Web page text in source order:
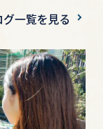
を付けるポ
いて知り
一覧を見る